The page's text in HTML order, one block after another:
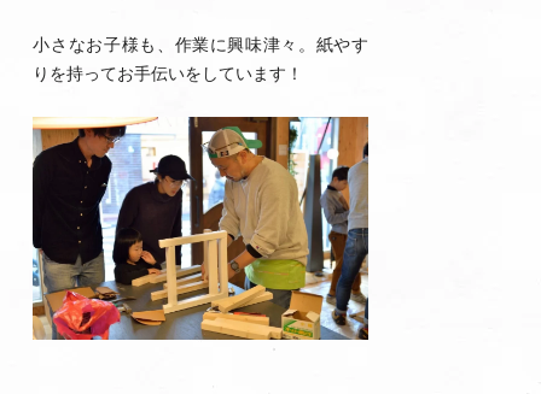
小さなお子様も、作業に興味津々。紙やす
りを持ってお手伝いをしています！